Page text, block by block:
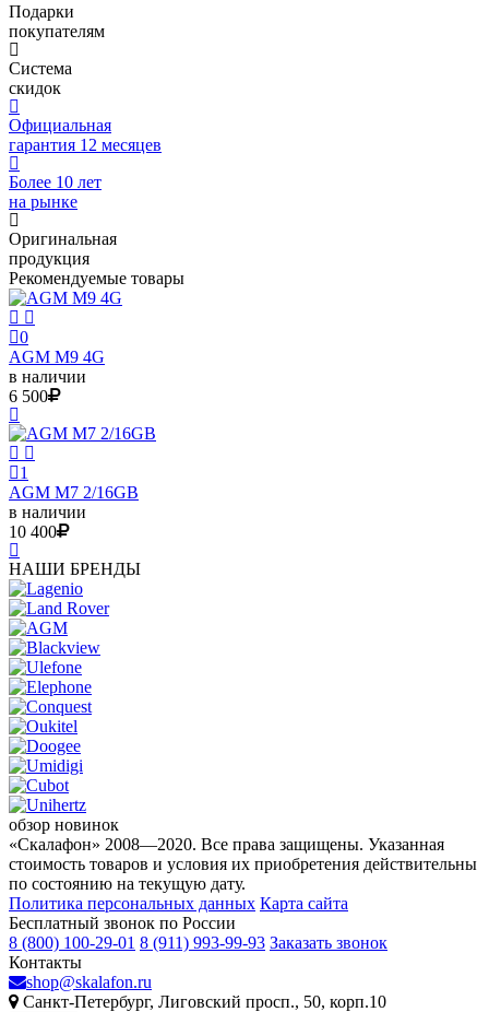
Подарки
покупателям
Система
скидок
Официальная
гарантия 12 месяцев
Более 10 лет
на рынке
Оригинальная
продукция
Рекомендуемые товары
0
AGM M9 4G
в наличии
6 500
1
AGM M7 2/16GB
в наличии
10 400
НАШИ БРЕНДЫ
обзор новинок
«Скалафон» 2008—2020. Все права защищены. Указанная
стоимость товаров и условия их приобретения действительны
по состоянию на текущую дату.
Политика персональных данных Карта сайта
Бесплатный звонок по России
8 (800) 100-29-01 8 (911) 993-99-93 Заказать звонок
Контакты
shop@skalafon.ru
Санкт-Петербург, Лиговский просп., 50, корп.10